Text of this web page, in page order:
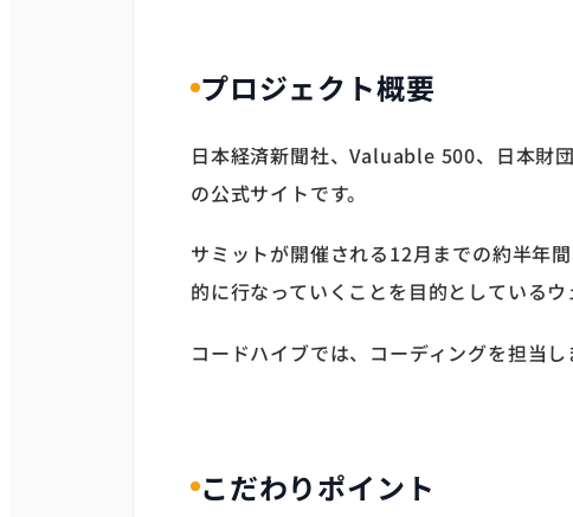
プロジェクト概要
日本経済新聞社、Valuable 500、日本財
の公式サイトです。
サミットが開催される12月までの約半年
的に行なっていくことを目的としているウ
コードハイブでは、コーディングを担当し
こだわりポイント